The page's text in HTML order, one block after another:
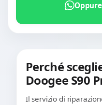
Perché
Doogee S90
Il servizio di